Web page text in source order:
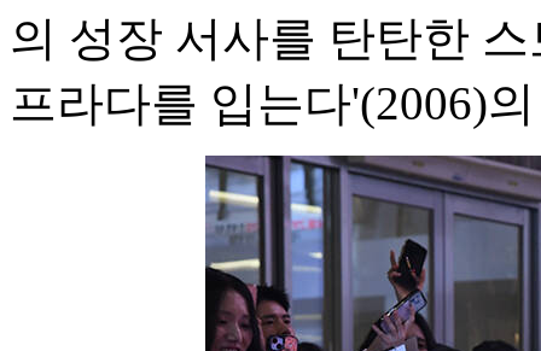
의 성장 서사를 탄탄한
프라다를 입는다'(2006)